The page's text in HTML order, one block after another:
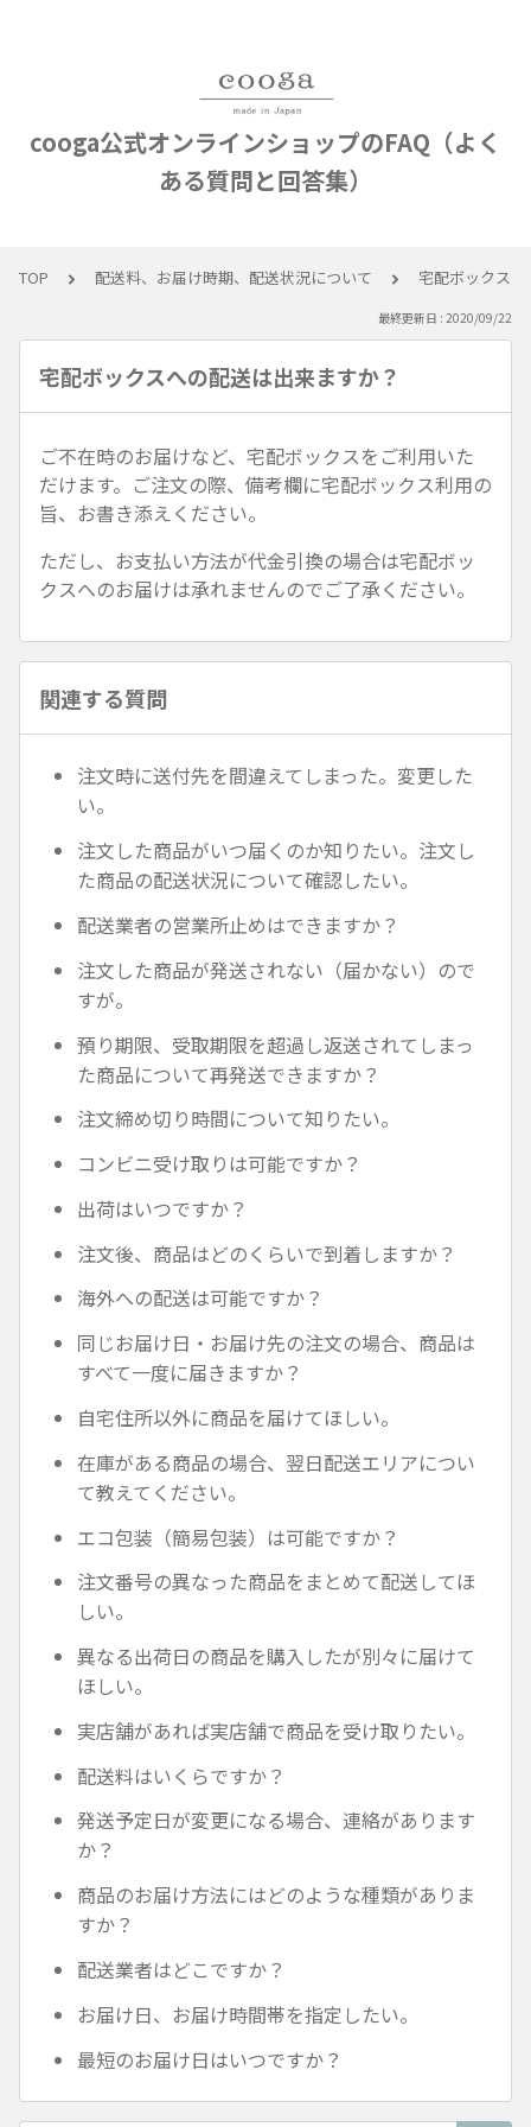
cooga公式オンラインショップのFAQ（よく
ある質問と回答集）
TOP 配送料、お届け時期、配送状況について 宅配ボックス
最終更新日 : 2020/09/22
宅配ボックスへの配送は出来ますか？
ご不在時のお届けなど、宅配ボックスをご利用いた
だけます。ご注文の際、備考欄に宅配ボックス利用の
旨、お書き添えください。
ただし、お支払い方法が代金引換の場合は宅配ボッ
クスへのお届けは承れませんのでご了承ください。
関連する質問
注文時に送付先を間違えてしまった。変更した
い。
注文した商品がいつ届くのか知りたい。注文し
た商品の配送状況について確認したい。
配送業者の営業所止めはできますか？
注文した商品が発送されない（届かない）ので
すが。
預り期限、受取期限を超過し返送されてしまっ
た商品について再発送できますか？
注文締め切り時間について知りたい。
コンビニ受け取りは可能ですか？
出荷はいつですか？
注文後、商品はどのくらいで到着しますか？
海外への配送は可能ですか？
同じお届け日・お届け先の注文の場合、商品は
すべて一度に届きますか？
自宅住所以外に商品を届けてほしい。
在庫がある商品の場合、翌日配送エリアについ
て教えてください。
エコ包装（簡易包装）は可能ですか？
注文番号の異なった商品をまとめて配送してほ
しい。
異なる出荷日の商品を購入したが別々に届けて
ほしい。
実店舗があれば実店舗で商品を受け取りたい。
配送料はいくらですか？
発送予定日が変更になる場合、連絡があります
か？
商品のお届け方法にはどのような種類がありま
すか？
配送業者はどこですか？
お届け日、お届け時間帯を指定したい。
最短のお届け日はいつですか？